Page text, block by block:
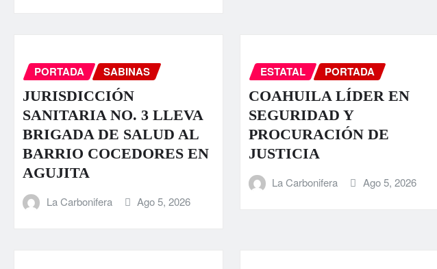
PORTADA SABINAS
JURISDICCIÓN
SANITARIA NO. 3 LLEVA
BRIGADA DE SALUD AL
BARRIO COCEDORES EN
AGUJITA
La Carbonifera Ago 5, 2026
ESTATAL PORTADA
COAHUILA LÍDER EN
SEGURIDAD Y
PROCURACIÓN DE
JUSTICIA
La Carbonifera Ago 5, 2026